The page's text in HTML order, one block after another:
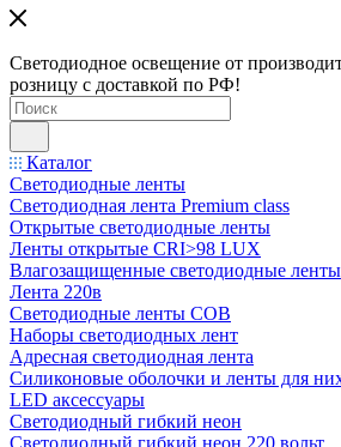
Светодиодное освещение от
розницу с доставкой по РФ!
Каталог
Светодиодные ленты
Светодиодная лента Premium class
Открытые светодиодные ленты
Ленты открытые CRI>98 LUX
Влагозащищенные светодиодные ленты
Лента 220в
Светодиодные ленты COB
Наборы светодиодных лент
Адресная светодиодная лента
Силиконовые оболочки и ленты для
LED аксессуары
Светодиодный гибкий неон
Светодиодный гибкий неон 220 вольт